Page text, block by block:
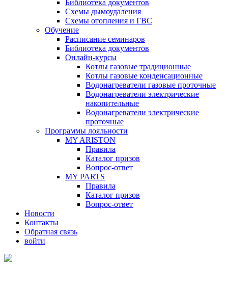
Библиотека документов
Схемы дымоудаления
Схемы отопления и ГВС
Обучение
Расписание семинаров
Библиотека документов
Онлайн-курсы
Котлы газовые традиционные
Котлы газовые конденсационные
Водонагреватели газовые проточные
Водонагреватели электрические
накопительные
Водонагреватели электрические
проточные
Программы лояльности
MY ARISTON
Правила
Каталог призов
Вопрос-ответ
MY PARTS
Правила
Каталог призов
Вопрос-ответ
Новости
Контакты
Обратная связь
войти